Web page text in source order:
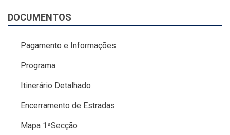
DOCUMENTOS
Pagamento e Informações
Programa
Itinerário Detalhado
Encerramento de Estradas
Mapa 1ªSecção